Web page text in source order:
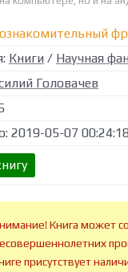
Книги / Научная
Головачев
2019-05-07
Книга может
присутствует